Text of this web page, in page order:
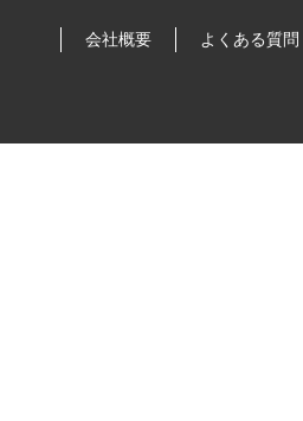
会社概要 よくある質問